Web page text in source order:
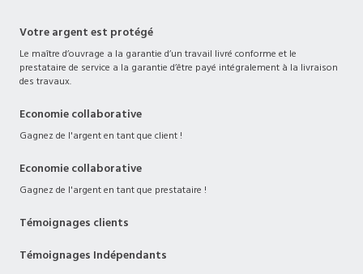
Votre argent est protégé
Le maître d’ouvrage a la garantie d’un travail livré conforme et le
prestataire de service a la garantie d’être payé intégralement à la livraison
des travaux.
Economie collaborative
Gagnez de l'argent en tant que client !
Economie collaborative
Gagnez de l'argent en tant que prestataire !
Témoignages clients
Témoignages Indépendants